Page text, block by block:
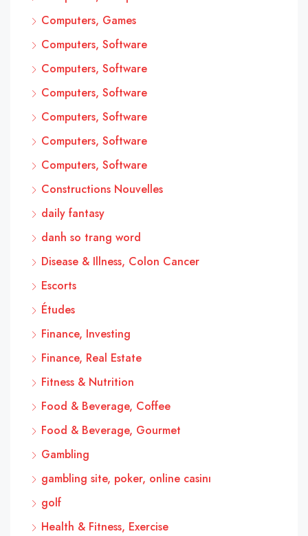
Computers, Games
Computers, Software
Computers, Software
Computers, Software
Computers, Software
Computers, Software
Computers, Software
Constructions Nouvelles
daily fantasy
danh so trang word
Disease & Illness, Colon Cancer
Escorts
Études
Finance, Investing
Finance, Real Estate
Fitness & Nutrition
Food & Beverage, Coffee
Food & Beverage, Gourmet
Gambling
gambling site, poker, online casinı
golf
Health & Fitness, Exercise